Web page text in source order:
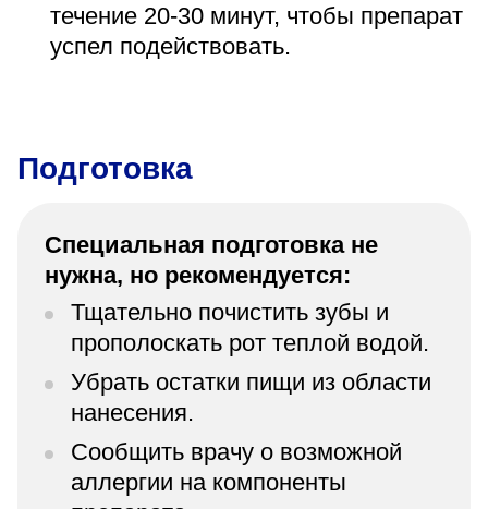
течение 20-30 минут, чтобы препарат
успел подействовать.
Подготовка
Специальная подготовка не
нужна, но рекомендуется:
Тщательно почистить зубы и
прополоскать рот теплой водой.
Убрать остатки пищи из области
нанесения.
Сообщить врачу о возможной
аллергии на компоненты